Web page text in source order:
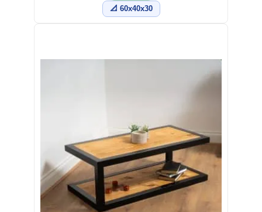
📐 60x40x30